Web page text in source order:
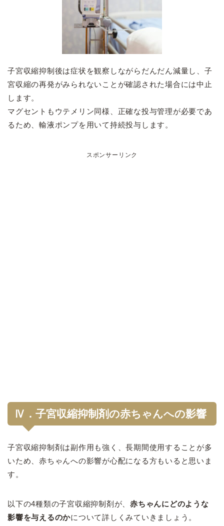
子宮収縮抑制後は症状を観察しながらだんだん減量し、子
宮収縮の再発がみられないことが確認された場合には中止
します。
マグセントもウテメリン同様、正確な投与管理が必要であ
るため、輸液ポンプを用いて持続投与します。
スポンサーリンク
Ⅳ．子宮収縮抑制剤の赤ちゃんへの影響
子宮収縮抑制剤は副作用も強く、長期間使用することが多
いため、赤ちゃんへの影響が心配になる方もいると思いま
す。
以下の4種類の子宮収縮抑制剤が、赤ちゃんにどのような
影響を与えるのかについて詳しくみていきましょう。